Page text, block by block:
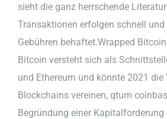
sieht die ganz herrschende
Transaktionen erfolgen schnell
Gebühren behaftet.Wrapped
Bitcoin versteht sich als
und Ethereum und könnte 2021 die
Blockchains vereinen, qtum
Begründung einer Kapitalforderung